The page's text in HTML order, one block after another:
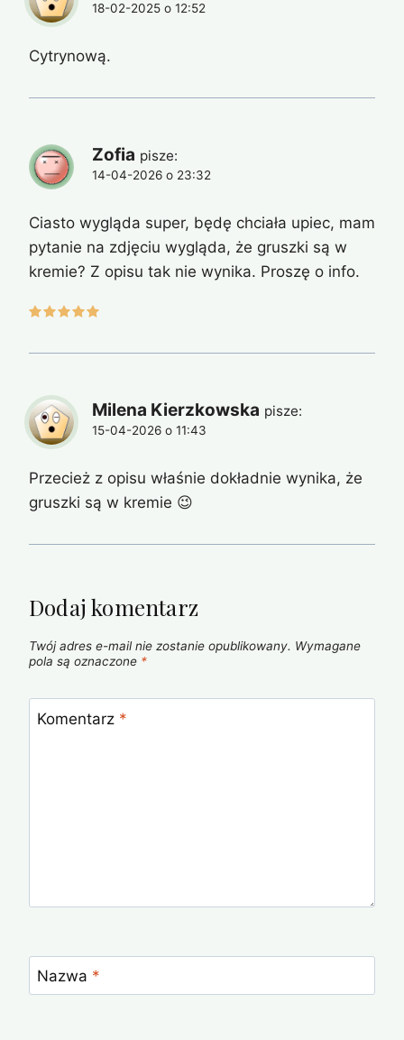
18-02-2025 o 12:52
Cytrynową.
Zofia pisze:
14-04-2026 o 23:32
Ciasto wygląda super, będę chciała upiec, mam
pytanie na zdjęciu wygląda, że gruszki są w
kremie? Z opisu tak nie wynika. Proszę o info.
Milena Kierzkowska pisze:
15-04-2026 o 11:43
Przecież z opisu właśnie dokładnie wynika, że
gruszki są w kremie 😉
Dodaj komentarz
Twój adres e-mail nie zostanie opublikowany. Wymagane
pola są oznaczone *
Komentarz *
Nazwa *